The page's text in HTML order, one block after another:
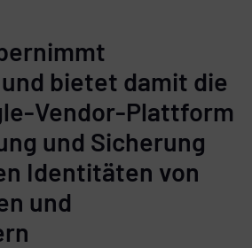
bietet damit die
Vendor-Plattform
und Sicherung
Identitäten von
und